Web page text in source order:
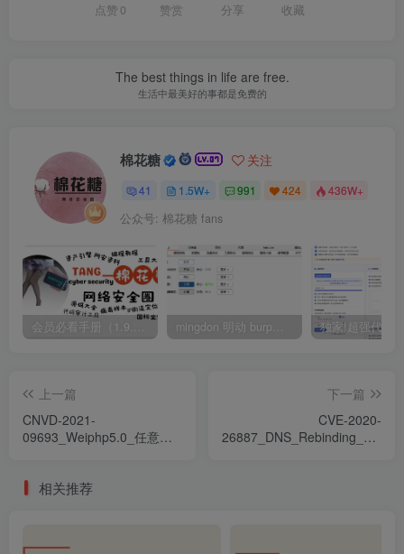
点赞 0 赞赏 分享 收藏
The best things in life are free.
生活中最美好的事都是免费的
棉花糖 关注
41 1.5W+ 991 424 436W+
公众号: 棉花糖 fans
会员必看手册（1.9.0版本 26.4.5更新） mingdon 明动 burp插件0.2.6版本 本地时间校验去除版
上一篇
CNVD-2021-
09693_Weiphp5.0_任意用
下一篇
CVE-2020-
相关推荐